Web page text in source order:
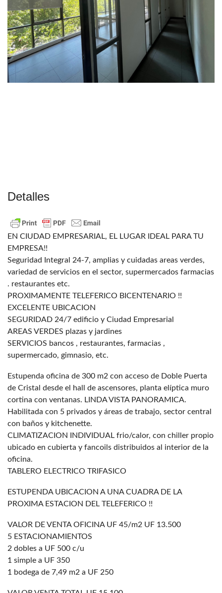
Detalles
EN CIUDAD EMPRESARIAL, EL LUGAR IDEAL PARA TU
EMPRESA!!
Seguridad Integral 24-7, amplias y cuidadas areas verdes,
variedad de servicios en el sector, supermercados farmacias
. restaurantes etc.
PROXIMAMENTE TELEFERICO BICENTENARIO !!
EXCELENTE UBICACION
SEGURIDAD 24/7 edificio y Ciudad Empresarial
AREAS VERDES plazas y jardines
SERVICIOS bancos , restaurantes, farmacias ,
supermercado, gimnasio, etc.
Estupenda oficina de 300 m2 con acceso de Doble Puerta
de Cristal desde el hall de ascensores, planta elíptica muro
cortina con ventanas. LINDA VISTA PANORAMICA.
Habilitada con 5 privados y áreas de trabajo, sector central
con baños y kitchenette.
CLIMATIZACION INDIVIDUAL frio/calor, con chiller propio
ubicado en cubierta y fancoils distribuidos al interior de la
oficina.
TABLERO ELECTRICO TRIFASICO
ESTUPENDA UBICACION A UNA CUADRA DE LA
PROXIMA ESTACION DEL TELEFERICO !!
VALOR DE VENTA OFICINA UF 45/m2 UF 13.500
5 ESTACIONAMIENTOS
2 dobles a UF 500 c/u
1 simple a UF 350
1 bodega de 7,49 m2 a UF 250